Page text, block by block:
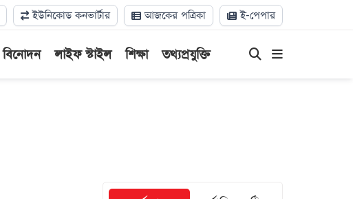
ইউনিকোড কনভার্টার আজকের পত্রিকা ই-পেপার
বিনোদন লাইফ স্টাইল শিক্ষা তথ্যপ্রযুক্তি